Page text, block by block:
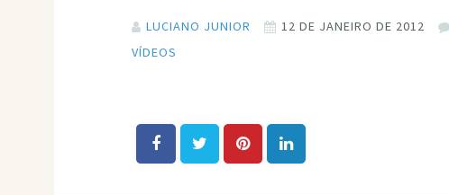
LUCIANO JUNIOR 12 DE JANEIRO DE 2012
VÍDEOS